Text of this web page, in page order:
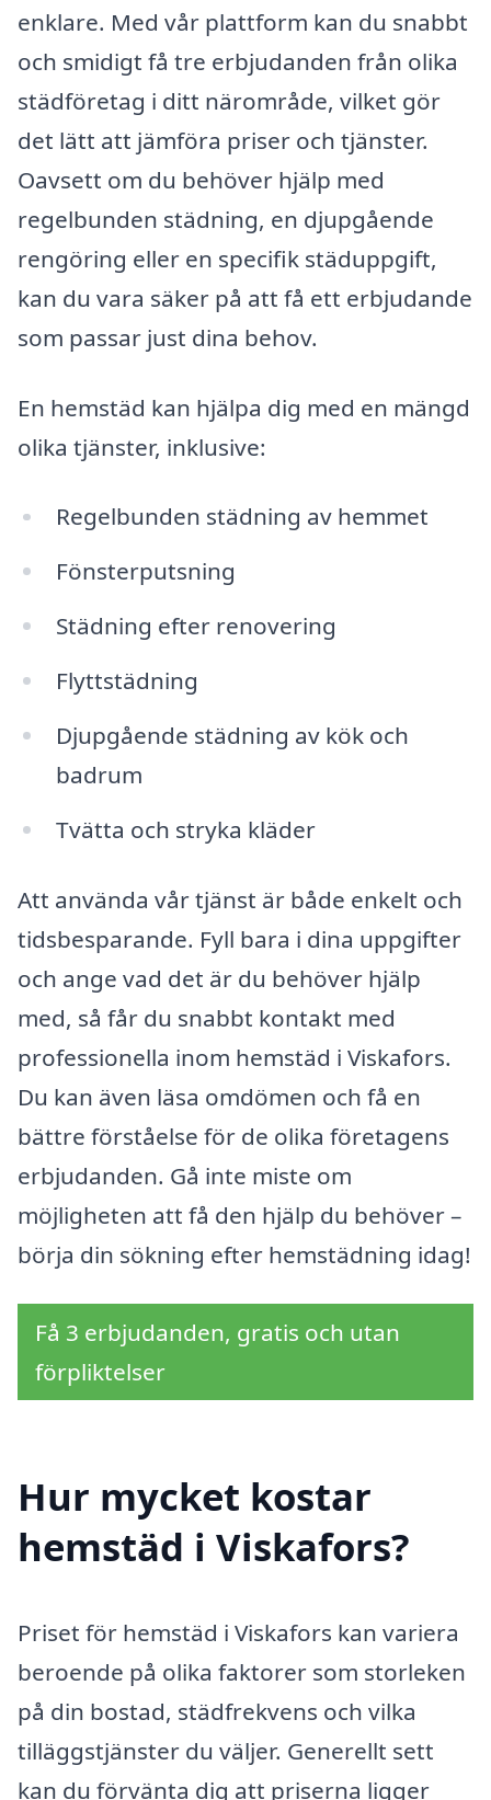
enklare. Med vår plattform kan du snabbt
och smidigt få tre erbjudanden från olika
städföretag i ditt närområde, vilket gör
det lätt att jämföra priser och tjänster.
Oavsett om du behöver hjälp med
regelbunden städning, en djupgående
rengöring eller en specifik städuppgift,
kan du vara säker på att få ett erbjudande
som passar just dina behov.
En hemstäd kan hjälpa dig med en mängd
olika tjänster, inklusive:
Regelbunden städning av hemmet
Fönsterputsning
Städning efter renovering
Flyttstädning
Djupgående städning av kök och
badrum
Tvätta och stryka kläder
Att använda vår tjänst är både enkelt och
tidsbesparande. Fyll bara i dina uppgifter
och ange vad det är du behöver hjälp
med, så får du snabbt kontakt med
professionella inom hemstäd i Viskafors.
Du kan även läsa omdömen och få en
bättre förståelse för de olika företagens
erbjudanden. Gå inte miste om
möjligheten att få den hjälp du behöver –
börja din sökning efter hemstädning idag!
Få 3 erbjudanden, gratis och utan
förpliktelser
Hur mycket kostar
hemstäd i Viskafors?
Priset för hemstäd i Viskafors kan variera
beroende på olika faktorer som storleken
på din bostad, städfrekvens och vilka
tilläggstjänster du väljer. Generellt sett
kan du förvänta dig att priserna ligger